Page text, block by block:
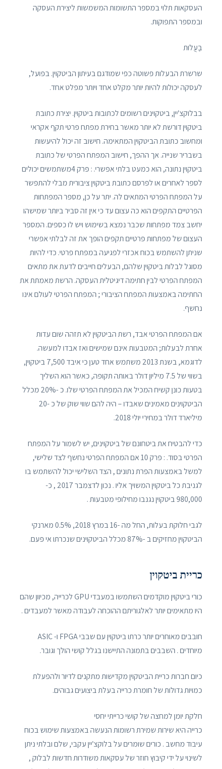
העסקאות תלוי במספר התשומות המשמשות ליצירת העסקה
ובמספר התפוקות.
בַּעֲלוּת
שרשרת הבעלות פשוטה כפי שמודגם בעיתון הביטקוין. בפועל,
לעסקה יכולות להיות יותר מקלט אחד ויותר מפלט אחד.
בבלוקצ'יין, ביטקוינים רשומים לכתובות ביטקוין. יצירת כתובת
ביטקוין דורשת לא יותר מאשר בחירת מפתח פרטי תקף אקראי
ומחשוב כתובת הביטקוין המתאימה. חישוב זה יכול להיעשות
בשבריר שנייה. אך ההפך, חישוב המפתח הפרטי של כתובת
ביטקוין נתונה, הוא כמעט בלתי אפשרי. : פרק 4משתמשים יכולים
לספר לאחרים או לפרסם כתובת ביטקוין ציבורית מבלי להתפשר
על המפתח הפרטי המתאים לה. יתר על כן, מספר המפתחות
הפרטיים התקפים הוא כה עצום עד כי אין זה סביר ביותר שמישהו
יחשב צמד מפתחות שכבר נמצא בשימוש ויש לו כספים. המספר
העצום של מפתחות פרטיים תקפים הופך את זה לבלתי אפשרי
שניתן להשתמש בכוח אכזרי לפגיעה במפתח פרטי. כדי להיות
מסוגל לבלות ביטקוין שלהם, הבעלים חייבים לדעת את מתאים
המפתח הפרטי לבין חתימה דיגיטלית העסקה. הרשת מאמתת את
החתימה באמצעות המפתח הציבורי ; המפתח הפרטי לעולם אינו
נחשף.
אם המפתח הפרטי אבד, רשת הביטקוין לא תזהה שום עדות
אחרת לבעלות; המטבעות אינם שמישים ואז אבדו למעשה.
לדוגמא, בשנת 2013 משתמש אחד טען כי איבד 7,500 ביטקוין,
בשווי של 7.5 מיליון דולר באותה תקופה, כאשר הוא השליך
בטעות כונן קשיח המכיל את המפתח הפרטי שלו. כ -20% מכלל
הביטקוינים מאמינים שאבדו – היה להם שווי שוק של כ -20
מיליארד דולר במחירי יולי 2018.
כדי להבטיח את ביטחונם של ביטקוינים, יש לשמור על המפתח
הפרטי בסוד. : פרק 10 אם המפתח הפרטי נחשף לצד שלישי,
למשל באמצעות הפרת נתונים , הצד השלישי יכול להשתמש בו
לגניבת כל ביטקוין המשויך אליו . נכון לדצמבר 2017 , כ-
980,000 ביטקוין נגנבו מחילופי מטבעות .
לגבי חלוקת בעלות, החל מה -16 במרץ 2018, 0.5% מארנקי
הביטקוין מחזיקים ב -87% מכלל הביטקוינים שנכרתו אי פעם.
כריית ביטקוין
כורי ביטקוין מוקדמים השתמשו במעבדי GPU לכרייה, מכיוון שהם
היו מתאימים יותר לאלגוריתם ההוכחה לעבודה מאשר למעבדים .
חובבים מאוחרים יותר כרתו ביטקוין עם שבבי FPGA ו- ASIC
מיוחדים . השבבים בתמונה התיישנו בגלל קושי הולך וגובר.
כיום חברות כריית הביטקוין מקדישות מתקנים לדיור ולהפעלת
כמויות גדולות של חומרת כרייה בעלת ביצועים גבוהים.
חלקת יומן למחצה של קושי כרייתי יחסי
כרייה היא שירות שמירת רשומות הנעשה באמצעות שימוש בכוח
עיבוד מחשב . כורים שומרים על בלוקצ'יין עקבי, שלם ובלתי ניתן
לשינוי על ידי קיבוץ חוזר של עסקאות משודרות חדשות לבלוק ,